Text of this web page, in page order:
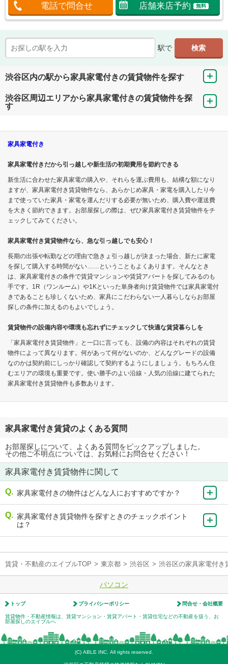
電話で問合せ 店舗来店予約 無料
駅で
渋谷区内の駅から家具家電付きの賃貸物件を探す
渋谷区周辺エリアから家具家電付きの賃貸物件を探
す
家具家電付き
家具家電付きだから引っ越しや新生活の初期費用を節約できる
新生活に合わせた家具家電の購入や、それらを運ぶ費用も、結構な額になり
ますが、家具家電付き賃貸物件なら、あらかじめ家具・家電を購入したり今
まで使っていた家具・家電を運んだりする必要が無いため、購入費や運送費
を大きく節約できます。お部屋探しの際は、ぜひ家具家電付き賃貸物件をチ
ェックしてみてください。
家具家電付き賃貸物件なら、急な引っ越しでも安心！
長期の出張や転勤などの理由で急きょ引っ越しが決まった場合、新たに家電
を探して購入する時間がない……ということもよくあります。そんなとき
は、家具家電付きの条件で賃貸マンションや賃貸アパートを探してみるのも
手です。1R（ワンルーム）や1Kといった単身者向け賃貸物件では家具家電付
きであることも珍しくないため、家具にこだわらない一人暮らしならお部屋
探しの条件に加えるのもよいでしょう。
賃貸物件の設備内容や環境も忘れずにチェックして快適な賃貸暮らしを
「家具家電付き賃貸物件」と一口に言っても、設備の内容はそれぞれの賃貸
物件によって異なります。何があって何がないのか、どんなグレードの設備
なのかは契約前にしっかり確認して契約するようにしましょう。もちろん住
むエリアの環境も重要です。使い勝手のよい沿線・人気の沿線に建てられた
家具家電付き賃貸物件も多数あります。
家具家電付き賃貸のよくある質問
お部屋探しについて、よくある質問をピックアップしました。
その他ご不明点については、お気軽にお問合せください！
家具家電付き賃貸物件に関して
家具家電付きの物件はどんな人におすすめですか？
家具家電付き賃貸物件を探すときのチェックポイント
は？
賃貸・不動産のエイブルTOP > 東京都 > 渋谷区 > 渋谷区の家具家電付き
パソコン
トップ プライバシーポリシー 問合せ・会社概要
賃貸物件・不動産情報は、賃貸マンション・賃貸アパート・賃貸住宅などの不動産を扱う、お
部屋探しのエイブルへ
(C) ABLE INC. All rights reserved.